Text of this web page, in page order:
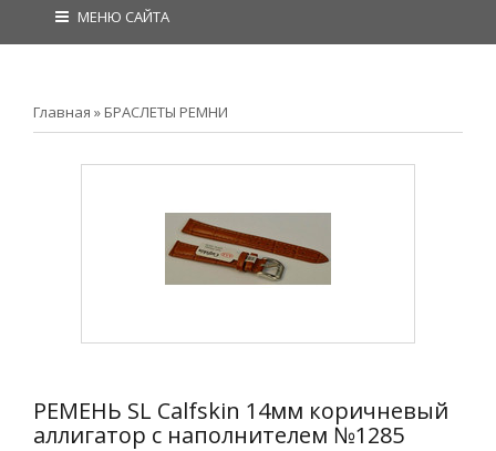
МЕНЮ САЙТА
Главная » БРАСЛЕТЫ РЕМНИ
РЕМЕНЬ SL Calfskin 14мм коричневый
аллигатор с наполнителем №1285